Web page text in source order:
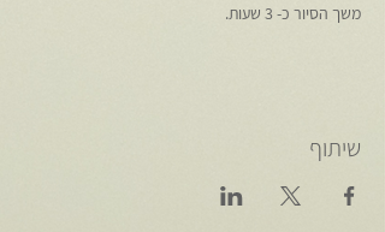
משך הסיור כ- 3 שעות.
שיתוף